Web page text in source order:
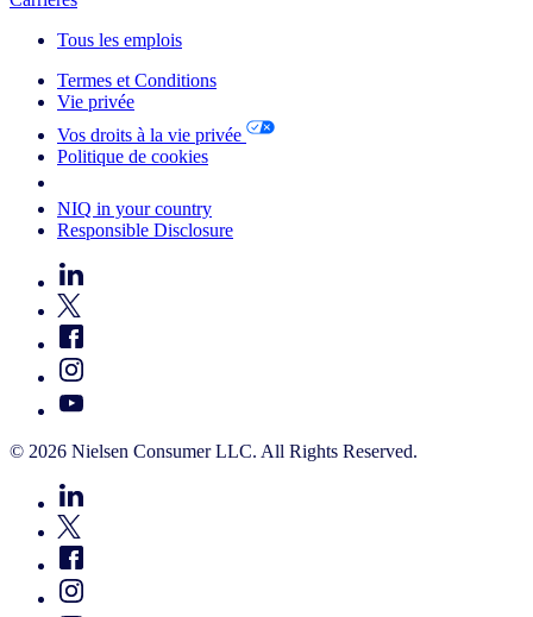
Tous les emplois
Termes et Conditions
Vie privée
Vos droits à la vie privée
Politique de cookies
NIQ in your country
Responsible Disclosure
© 2026 Nielsen Consumer LLC. All Rights Reserved.